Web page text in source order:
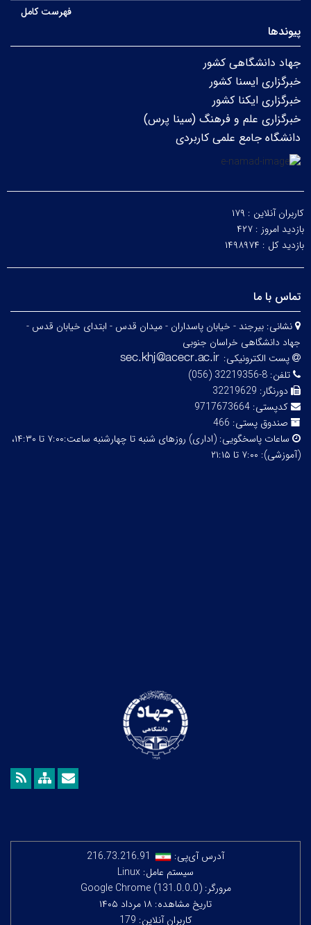
فهرست کامل
پیوندها
جهاد دانشگاهی کشور
خبرگزاری ایسنا کشور
خبرگزاری ایکنا کشور
خبرگزاری علم و فرهنگ (سینا پرس)
دانشگاه جامع علمی کاربردی
کاربران آنلاین : ۱۷۹
بازدید امروز : ۴۲۷
بازدید کل : ۱۴۹۸۹۷۴
تماس با ما
نشانی: بیرجند - خیابان پاسداران - میدان قدس - ابتدای خیابان قدس -
جهاد دانشگاهی خراسان جنوبی
پست الکترونیکی:
تلفن: 8-32219356 (056)
دورنگار: 32219629
کدپستی: 9717673664
صندوق پستی: 466
ساعات پاسخگویی:
(اداری) روزهای شنبه تا چهارشنبه ساعت:۷:۰۰ تا ۱۴:۳۰،
(آموزشی): ۷:۰۰ تا ۲۱:۱۵
آدرس آی‌پی:
216.73.216.91
سیستم عامل: Linux
مرورگر: Google Chrome (131.0.0.0)
تاریخ مشاهده: ۱۸ مرداد ۱۴۰۵
کاربران آنلاین: 179